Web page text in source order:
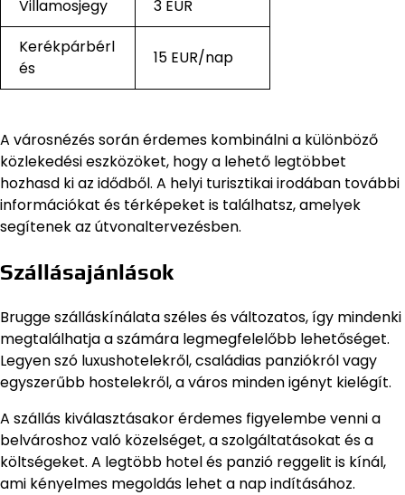
Villamosjegy
3 EUR
Kerékpárbérl
és
15 EUR/nap
A városnézés során érdemes kombinálni a különböző
közlekedési eszközöket, hogy a lehető legtöbbet
hozhasd ki az idődből. A helyi turisztikai irodában további
információkat és térképeket is találhatsz, amelyek
segítenek az útvonaltervezésben.
Szállásajánlások
Brugge szálláskínálata széles és változatos, így mindenki
megtalálhatja a számára legmegfelelőbb lehetőséget.
Legyen szó luxushotelekről, családias panziókról vagy
egyszerűbb hostelekről, a város minden igényt kielégít.
A szállás kiválasztásakor érdemes figyelembe venni a
belvároshoz való közelséget, a szolgáltatásokat és a
költségeket. A legtöbb hotel és panzió reggelit is kínál,
ami kényelmes megoldás lehet a nap indításához.